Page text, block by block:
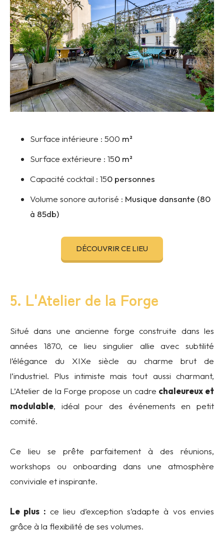
Surface intérieure : 500 m²
Surface extérieure : 150 m²
Capacité cocktail : 150 personnes
Volume sonore autorisé : Musique dansante (80
à 85db)
DÉCOUVRIR CE LIEU
5. L'Atelier de la Forge
Situé dans une ancienne forge construite dans les
années 1870, ce lieu singulier allie avec subtilité
l’élégance du XIXe siècle au charme brut de
l’industriel. Plus intimiste mais tout aussi charmant,
L’Atelier de la Forge propose un cadre chaleureux et
modulable, idéal pour des événements en petit
comité.
Ce lieu se prête parfaitement à des réunions,
workshops ou onboarding dans une atmosphère
conviviale et inspirante.
Le plus : ce lieu d’exception s’adapte à vos envies
grâce à la flexibilité de ses volumes.